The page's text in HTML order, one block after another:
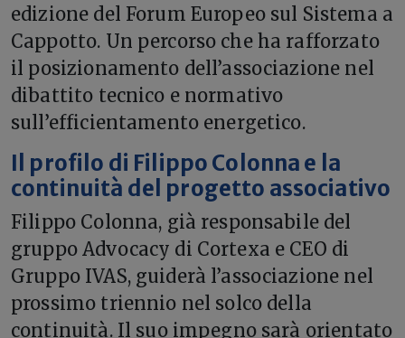
edizione del Forum Europeo sul Sistema a
Cappotto. Un percorso che ha rafforzato
il posizionamento dell’associazione nel
dibattito tecnico e normativo
sull’efficientamento energetico.
Il profilo di Filippo Colonna e la
continuità del progetto associativo
Filippo Colonna, già responsabile del
gruppo Advocacy di Cortexa e CEO di
Gruppo IVAS, guiderà l’associazione nel
prossimo triennio nel solco della
continuità. Il suo impegno sarà orientato